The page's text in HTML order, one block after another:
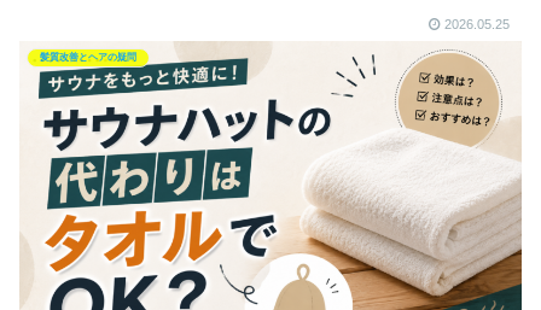
2026.05.25
髪質改善とヘアの疑問